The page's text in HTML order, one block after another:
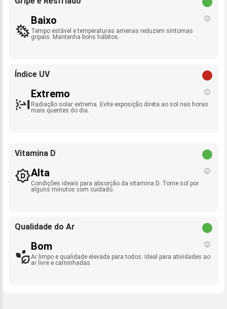
Baixo
Tempo estável e temperaturas amenas reduzem sintomas
gripais. Mantenha bons hábitos.
Índice UV
Extremo
Radiação solar extrema. Evite exposição direta ao sol nas horas
mais quentes do dia.
Vitamina D
Alta
Condições ideais para absorção da vitamina D. Tome sol por
alguns minutos com cuidado.
Qualidade do Ar
Bom
Ar limpo e qualidade elevada para todos. Ideal para atividades ao
ar livre e caminhadas.